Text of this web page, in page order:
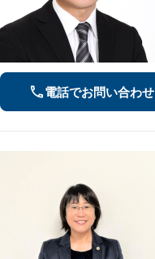
電話でお問い合わせ